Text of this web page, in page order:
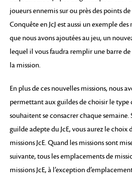
joueurs ennemis sur ou près des points
Conquête en JcJ est aussi un exemple
que nous avons ajoutées au jeu, un
lequel il vous faudra remplir une barre
la mission.
En plus de ces nouvelles missions, nous
permettant aux guildes de choisir le type
souhaitent se consacrer chaque semaine.
guilde adepte du JcE, vous aurez le choix
missions JcE. Quand les missions sont
suivante, tous les emplacements de
missions JcE, à l’exception